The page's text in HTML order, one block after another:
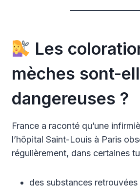
Les
mèches sont-
dangereuses ?
France a raconté qu’une
l’hôpital Saint-Louis à Paris
régulièrement, dans certaines
des substances